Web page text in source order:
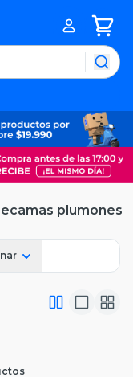
plumones